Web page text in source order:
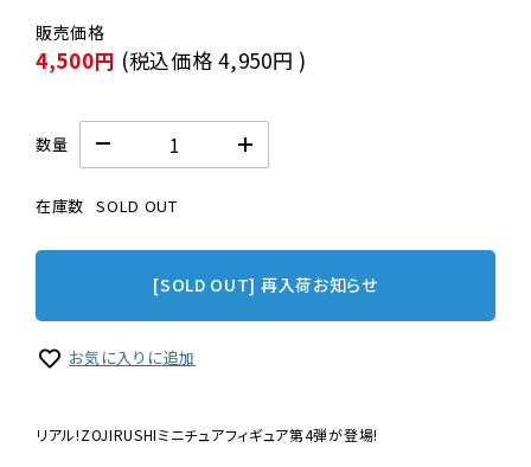
4,500円 (税込価格4,950円 )
数量
在庫数 SOLD OUT
[SOLD OUT] 再入荷お知らせ
お気に入りに追加
リアル!ZOJIRUSHIミニチュアフィギュア第4弾が登場!